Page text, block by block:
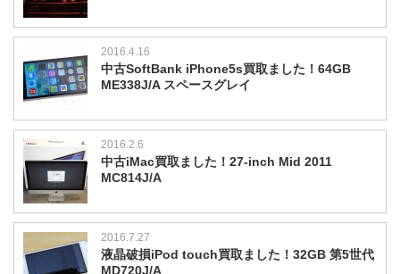
2016.4.16
中古SoftBank iPhone5s買取ました！64GB
ME338J/A スペースグレイ
2016.2.6
中古iMac買取ました！27-inch Mid 2011
MC814J/A
2016.7.27
液晶破損iPod touch買取ました！32GB 第5世代
MD720J/A